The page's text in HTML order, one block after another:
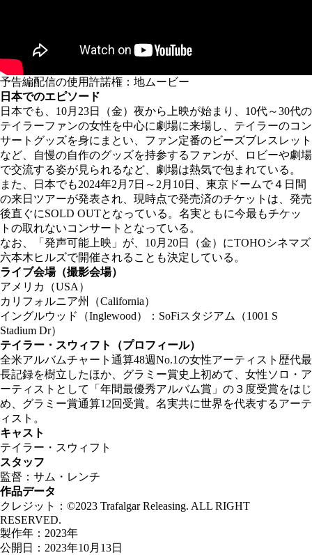
予告編配信の使用許諾権：地ムービー
日本でのエピソード
日本でも、10月23日（金）夜から上映が始まり、10代～30代の
テイラーファンの女性を中心に劇場に来場し、テイラーのコン
サートグッズを身にまとい、ファン定番のビーズブレスレット
など、自慢の自作のグッズを持参するファンが、ロビーや劇場
で交流する姿が見られるなど、劇場は熱気で包まれている。
また、日本でも2024年2月7日～2月10日、東京ドームで４日間
の来日ツアーが発表され、現時点で発売済のチケットは、発売
後直ぐにSOLD OUTとなっている。名実ともに今最もチケッ
トの取れないコンサートとなっている。
なお、「発声可能上映」が、10月20日（金）にTOHOシネマズ
六本木ヒルズで開催されることも決定している。
ライブ会場（撮影会場）
アメリカ（USA）
カリフォルニア州（California）
イングルウッド（Inglewood）：SoFiスタジアム（1001 S
Stadium Dr）
テイラー・スウィフト（プロフィール）
全米アルバムチャート通算48週No.1の女性アーティスト歴代最
長記録を樹立したほか、グラミー賞史上初めて、女性ソロ・ア
ーティストとして「年間最優秀アルバム賞」の３度受賞をはじ
め、グラミー賞通算12回受賞。名実共に世界を代表するアーテ
ィスト。
キャスト
テイラー・スウィフト
スタッフ
監督：サム・レンチ
作品データ
クレジット：©2023 Trafalgar Releasing. ALL RIGHT
RESERVED.
製作年：2023年
公開日：2023年10月13日